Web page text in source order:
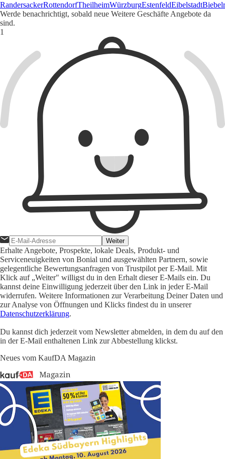
RandersackerRottendorfTheilheimWürzburgEstenfeldEibelstadt
Werde benachrichtigt, sobald neue Weitere Geschäfte Angebote da
sind.
Weiter
Erhalte Angebote, Prospekte, lokale Deals, Produkt- und
Serviceneuigkeiten von Bonial und ausgewählten Partnern, sowie
gelegentliche Bewertungsanfragen von Trustpilot per E-Mail. Mit
Klick auf „Weiter" willigst du in den Erhalt dieser E-Mails ein. Du
kannst deine Einwilligung jederzeit über den Link in jeder E-Mail
widerrufen. Weitere Informationen zur Verarbeitung Deiner Daten und
zur Analyse von Öffnungen und Klicks findest du in unserer
Datenschutzerklärung.
Du kannst dich jederzeit vom Newsletter abmelden, in dem du auf den
in der E-Mail enthaltenen Link zur Abbestellung klickst.
Neues vom KaufDA Magazin